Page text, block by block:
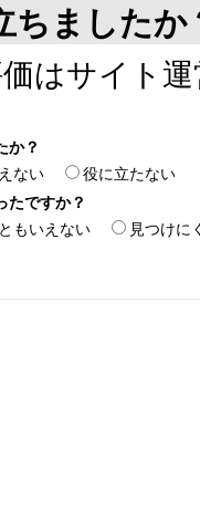
ちましたか
はサイト
か？
ない
役に立たない
たですか？
もいえない 見つけに